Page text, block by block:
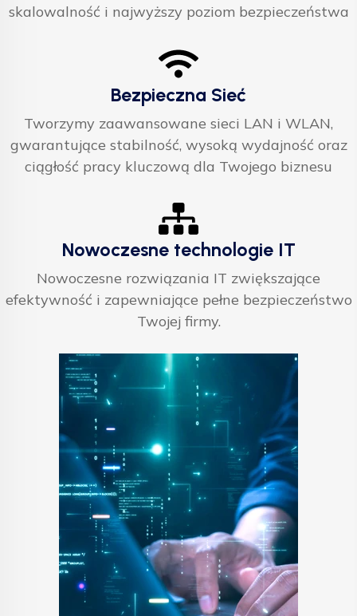
skalowalność i najwyższy poziom bezpieczeństwa
Bezpieczna Sieć
Tworzymy zaawansowane sieci LAN i WLAN,
gwarantujące stabilność, wysoką wydajność oraz
ciągłość pracy kluczową dla Twojego biznesu
Nowoczesne technologie IT
Nowoczesne rozwiązania IT zwiększające
efektywność i zapewniające pełne bezpieczeństwo
Twojej firmy.